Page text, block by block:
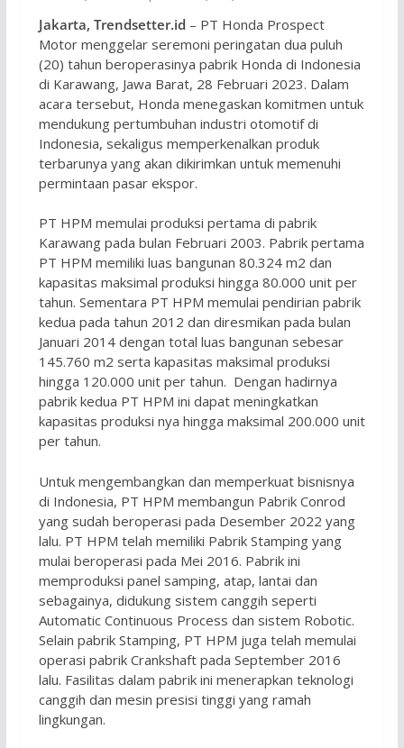
Jakarta, Trendsetter.id – PT Honda Prospect
Motor menggelar seremoni peringatan dua puluh
(20) tahun beroperasinya pabrik Honda di Indonesia
di Karawang, Jawa Barat, 28 Februari 2023. Dalam
acara tersebut, Honda menegaskan komitmen untuk
mendukung pertumbuhan industri otomotif di
Indonesia, sekaligus memperkenalkan produk
terbarunya yang akan dikirimkan untuk memenuhi
permintaan pasar ekspor.
PT HPM memulai produksi pertama di pabrik
Karawang pada bulan Februari 2003. Pabrik pertama
PT HPM memiliki luas bangunan 80.324 m2 dan
kapasitas maksimal produksi hingga 80.000 unit per
tahun. Sementara PT HPM memulai pendirian pabrik
kedua pada tahun 2012 dan diresmikan pada bulan
Januari 2014 dengan total luas bangunan sebesar
145.760 m2 serta kapasitas maksimal produksi
hingga 120.000 unit per tahun. Dengan hadirnya
pabrik kedua PT HPM ini dapat meningkatkan
kapasitas produksi nya hingga maksimal 200.000 unit
per tahun.
Untuk mengembangkan dan memperkuat bisnisnya
di Indonesia, PT HPM membangun Pabrik Conrod
yang sudah beroperasi pada Desember 2022 yang
lalu. PT HPM telah memiliki Pabrik Stamping yang
mulai beroperasi pada Mei 2016. Pabrik ini
memproduksi panel samping, atap, lantai dan
sebagainya, didukung sistem canggih seperti
Automatic Continuous Process dan sistem Robotic.
Selain pabrik Stamping, PT HPM juga telah memulai
operasi pabrik Crankshaft pada September 2016
lalu. Fasilitas dalam pabrik ini menerapkan teknologi
canggih dan mesin presisi tinggi yang ramah
lingkungan.